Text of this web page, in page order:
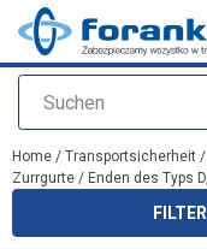
Suchen
Anfragen
Home / Transportsicherheit /
Zurrgurte / Enden des Typs